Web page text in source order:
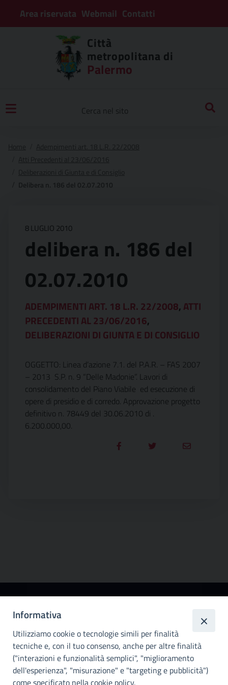
Area riservata Webmail Contatti
Città
metropolitana di
Palermo
8 LUGLIO 2010
delibera n. 186 del
02.07.2010
ADEMPIMENTI ART. 18 L.R. 22/2008, ATTI
PRECEDENTI AL 23/06/2016,
DELIBERAZIONI DI GIUNTA E DI CONSIGLIO
OGGETTO: Linea d’azione 7.1. del P.A.R. – FAS 2007
– 2013 S.P. n. 9 “Delle Madonie”. Lavori di
consolidamento del Piano Viabile ed esecuzione di
opere di presidio e di corredo. Approvazione progetto
definitivo n. 78449 del 30.06.2010 di .
6.200.000,00.
metropolitana di
Palermo
Info e contatti
Città Metropoliitana di Palermo
Via Maqueda, 100 - 90134 - Palermo
Informativa
Utilizziamo cookie o tecnologie simili per finalità
tecniche e, con il tuo consenso, anche per altre finalità
("interazioni e funzionalità semplici", "miglioramento
dell'esperienza", "misurazione" e "targeting e pubblicità")
come specificato nella cookie policy.